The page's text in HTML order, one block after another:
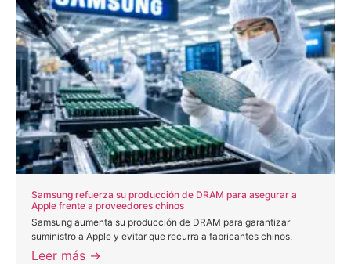
Samsung refuerza su producción de DRAM para asegurar a
Apple frente a proveedores chinos
Samsung aumenta su producción de DRAM para garantizar
suministro a Apple y evitar que recurra a fabricantes chinos.
Leer más →